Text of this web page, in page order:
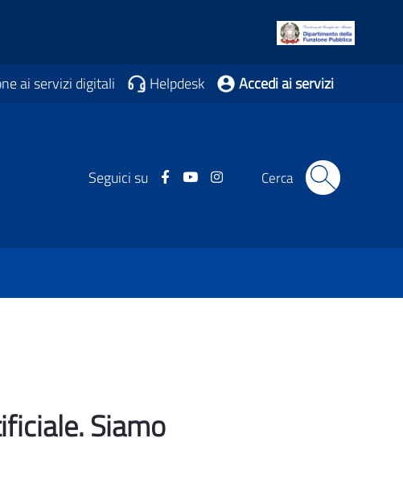
ai servizi digitali Helpdesk Accedi ai servizi
Seguici su FacebookYoutubeInstagram
Cerca
Siamo